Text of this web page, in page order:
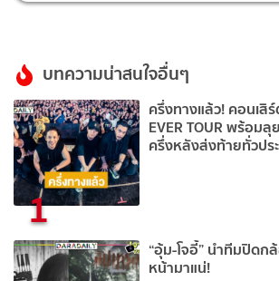
บทความน่าสนใจอื่นๆ
1
ครึ่งทางแล้ว! คอนเสิร์
EVER TOUR พร้อ
ครึ่งหลังส่งท้ายทั่วปร
“อุ้ม-โจอี้” นำทีมปิดก
หน้ามาแน่!